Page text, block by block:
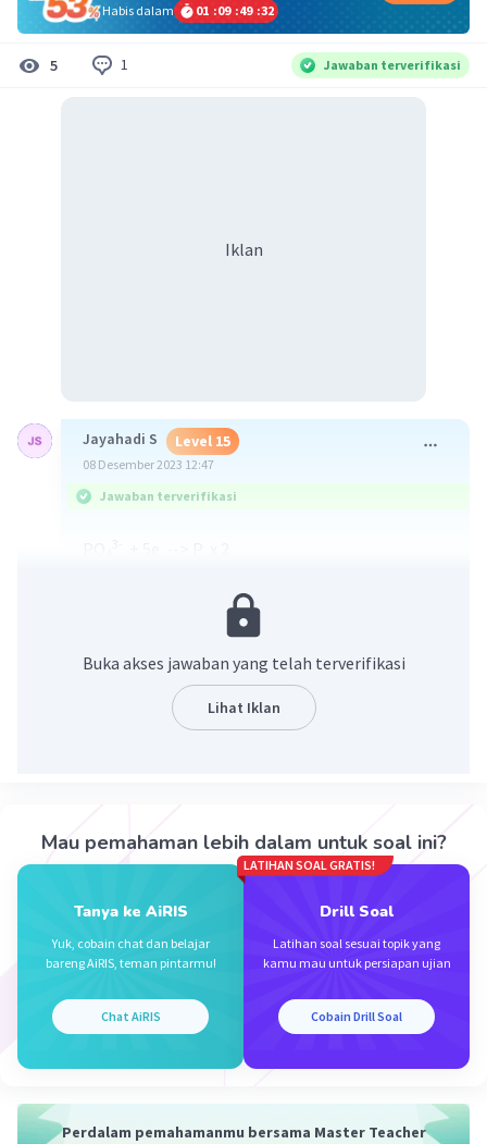
Habis dalam
01 :09 :49 :32
5 1 Jawaban terverifikasi
Iklan
Jayahadi S Level 15
08 Desember 2023 12:47
Jawaban terverifikasi
Elektron yg terlibat adalah
Beri Rating Balas
Iklan
Buka akses jawaban yang telah terverifikasi
Lihat Iklan
Mau pemahaman lebih dalam untuk soal ini?
Tanya ke AiRIS
Yuk, cobain chat dan belajar
bareng AiRIS, teman pintarmu!
Chat AiRIS
LATIHAN SOAL GRATIS!
Drill Soal
Latihan soal sesuai topik yang
kamu mau untuk persiapan ujian
Cobain Drill Soal
Perdalam pemahamanmu bersama Master Teacher